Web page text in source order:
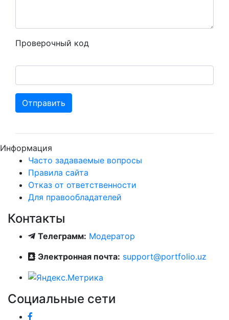
Проверочный код
Отправить
Информация
Часто задаваемые вопросы
Правила сайта
Отказ от ответственности
Для правообладателей
Контакты
Телеграмм: Модератор
Электронная почта: support@portfolio.uz
Социальные сети